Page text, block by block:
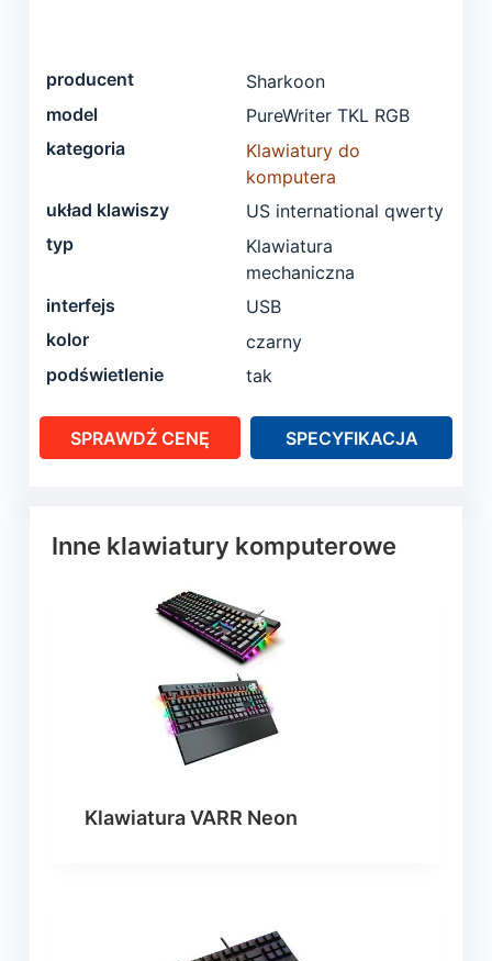
producent
Sharkoon
model
PureWriter TKL RGB
kategoria
Klawiatury do
komputera
układ klawiszy
US international qwerty
typ
Klawiatura
mechaniczna
interfejs
USB
kolor
czarny
podświetlenie
tak
SPRAWDŹ CENĘ SPECYFIKACJA
Inne klawiatury komputerowe
Klawiatura VARR Neon